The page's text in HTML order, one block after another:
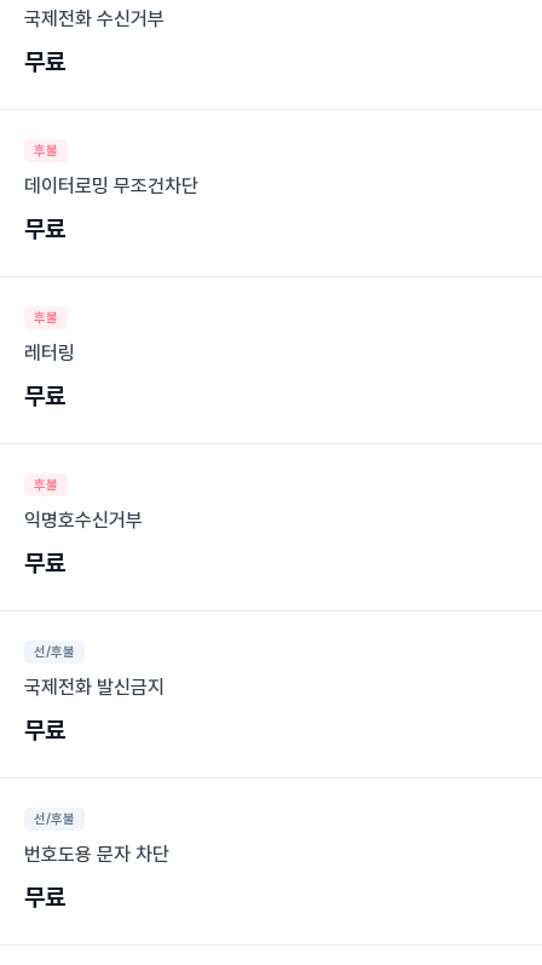
국제전화 수신거부
무료
후불
데이터로밍 무조건차단
무료
후불
레터링
무료
후불
익명호수신거부
무료
선/후불
국제전화 발신금지
무료
선/후불
번호도용 문자 차단
무료